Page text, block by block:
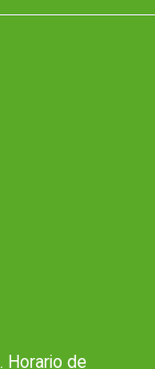
Horario de